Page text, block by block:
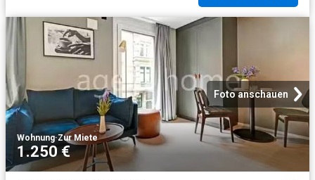
Foto anschauen
Wohnung·Zur Miete
1.250 €